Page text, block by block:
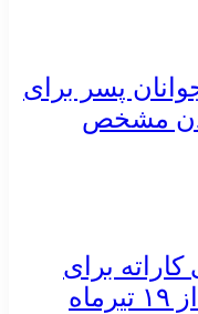
پسر برای
آسیا ۲۰۲۶ اردن مشخص
برای